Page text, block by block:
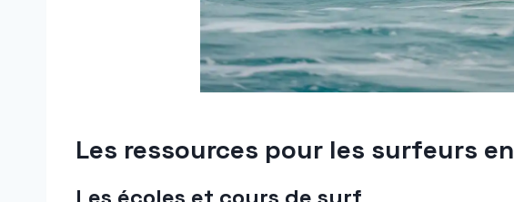
Les ressources pour les surfeurs